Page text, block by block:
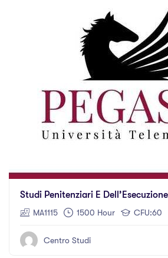
Studi Penitenziari E
MA1115 1500 Hour CFU:60
Centro Studi